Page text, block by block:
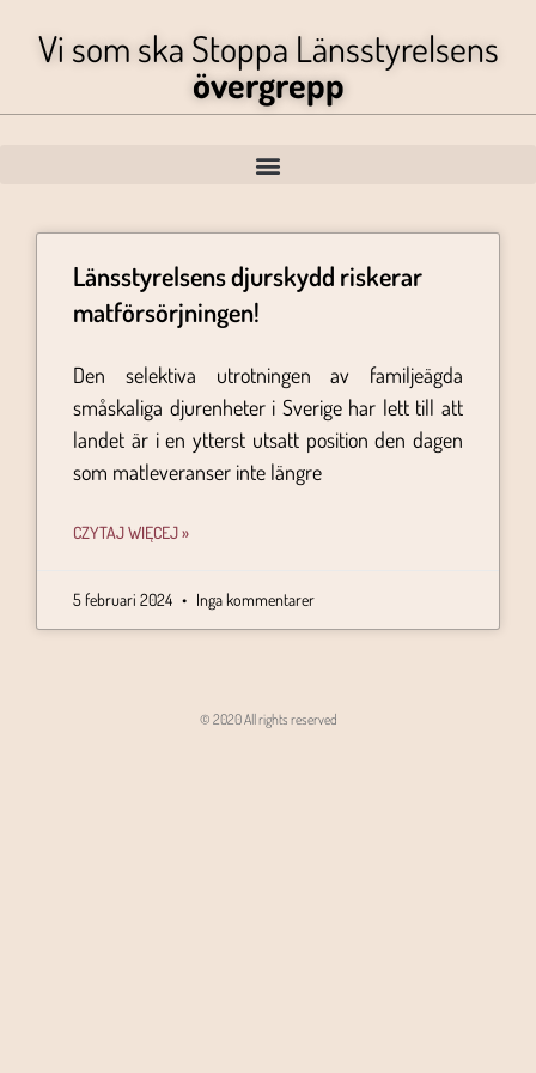
Vi som ska Stoppa Länsstyrelsens
övergrepp
Länsstyrelsens djurskydd riskerar
matförsörjningen!
Den selektiva utrotningen av familjeägda
småskaliga djurenheter i Sverige har lett till att
landet är i en ytterst utsatt position den dagen
som matleveranser inte längre
CZYTAJ WIĘCEJ »
5 februari 2024 Inga kommentarer
© 2020 All rights reserved